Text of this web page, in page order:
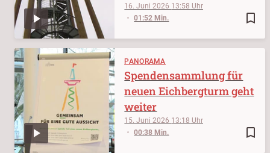
bookmark_border
16. Juni 2026 13:58
01:52 Min.
PANORAMA
bookmark_border
15. Juni 2026 13:18
00:38 Min.
Spendensammlung für
neuen Eichbergturm geht
weiter